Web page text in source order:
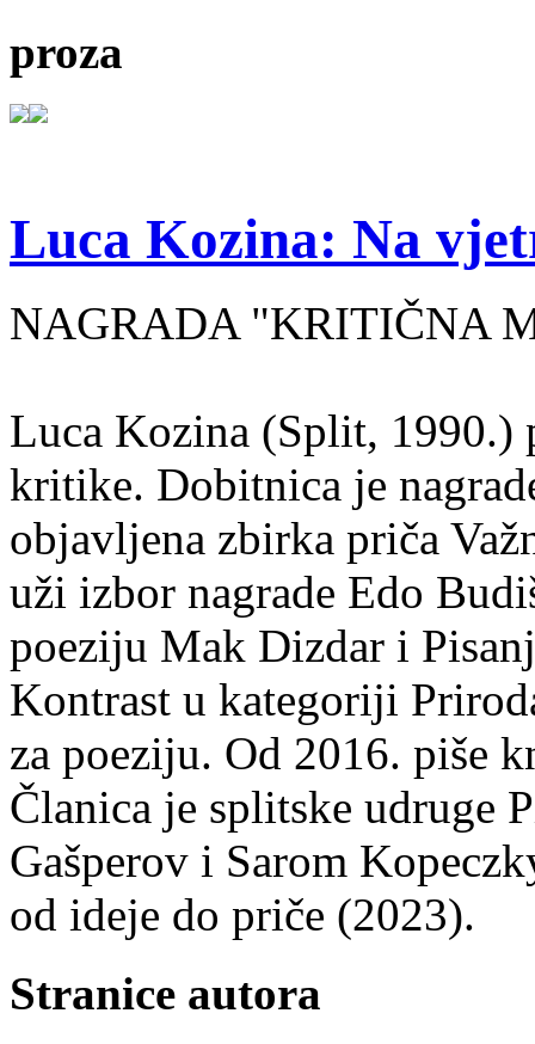
proza
Luca Kozina: Na
NAGRADA "KRITIČNA
Luca Kozina (Split, 1990.)
kritike. Dobitnica je
objavljena zbirka priča
uži izbor nagrade Edo
poeziju Mak Dizdar i
Kontrast u kategoriji
za poeziju. Od 2016. piše
Članica je splitske udruge
Gašperov i Sarom
od ideje do priče (2023).
Stranice autora